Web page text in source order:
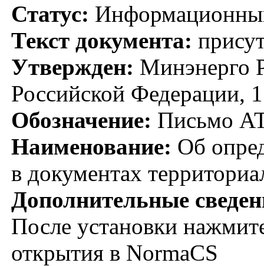
Статус:
Текст документа:
Утвержден: Минэнерго
Российской Федерации,
Обозначение: Письмо
Наименование: Об
в документах
Дополнительные
После установки
открытия в NormaCS